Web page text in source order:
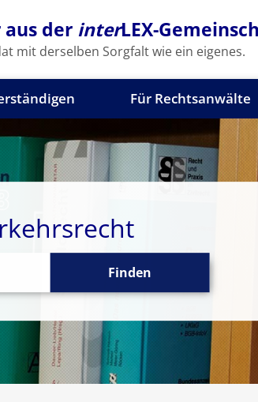
der interLEX-
mit derselben Sorgfalt wie ein eigenes.
Für Rechtsanwälte
Finden